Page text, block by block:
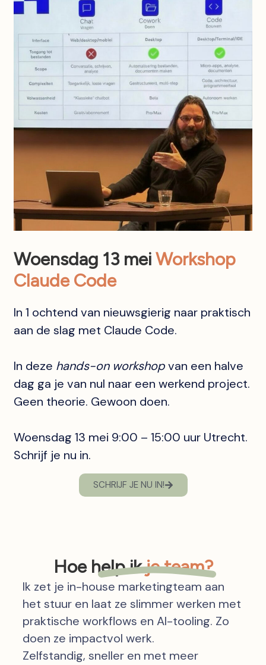
Woensdag 13 meiWorkshop
Claude Code
In 1 ochtend van nieuwsgierig naar praktisch
aan de slag met Claude Code.
In deze hands-on workshopvan een halve
dag ga je van nul naar een werkend project.
Geen theorie. Gewoon doen.
Woensdag 13 mei 9:00 – 15:00 uur Utrecht.
Schrijf je nu in.
SCHRIJF JE NU IN!
Hoe help ikje team?
Ik zet je in-house marketingteam aan
het stuur en laat ze slimmer werken met
praktische workflows en AI-tooling. Zo
doen ze impactvol werk.
Zelfstandig, sneller en met meer